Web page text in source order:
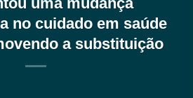
no cuidado em saúde
a substituição